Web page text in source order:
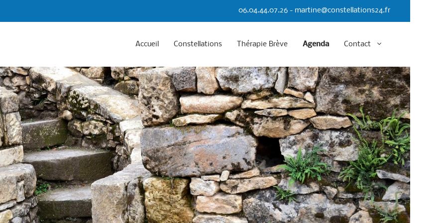
06.04.44.07.26 - martine@constellations24.fr
Accueil Constellations Thérapie Brève Agenda Contact